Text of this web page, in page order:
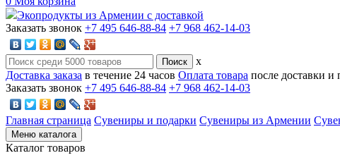
Экопродукты из Армении с доставкой
Заказать звонок +7 495 646-88-84 +7 968 462-14-03
x
Доставка заказа в течение 24 часов Оплата товара после доставки и
Заказать звонок +7 495 646-88-84 +7 968 462-14-03
Главная страница Сувениры и подарки Сувениры из Армении
Меню каталога
Каталог товаров